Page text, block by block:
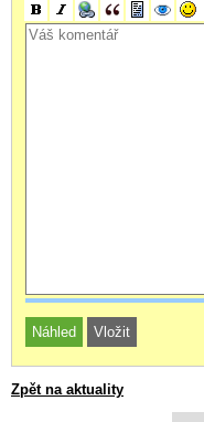
Zpět na aktuality